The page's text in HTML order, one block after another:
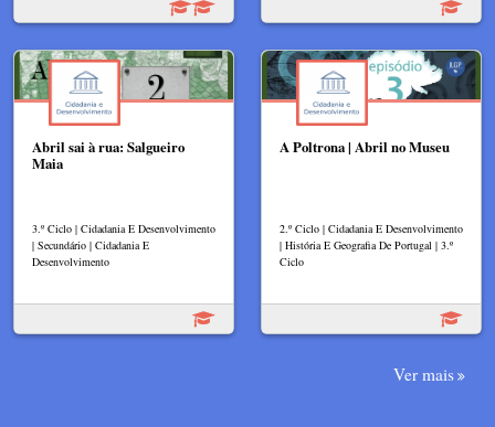
Abril sai à rua: Salgueiro
Maia
3.º Ciclo | Cidadania E Desenvolvimento
| Secundário | Cidadania E
Desenvolvimento
A Poltrona | Abril no Museu
2.º Ciclo | Cidadania E Desenvolvimento
| História E Geografia De Portugal | 3.º
Ciclo
Ver mais